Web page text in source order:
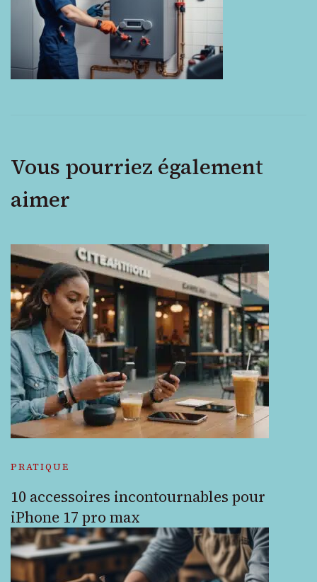
9102-
c9c164bd2c56
Vous pourriez également
aimer
PRATIQUE
10 accessoires incontournables pour
iPhone 17 pro max